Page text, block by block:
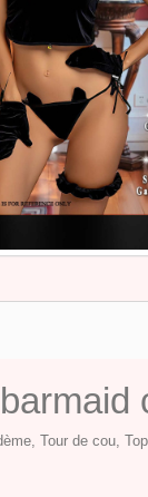
Tour de cou,